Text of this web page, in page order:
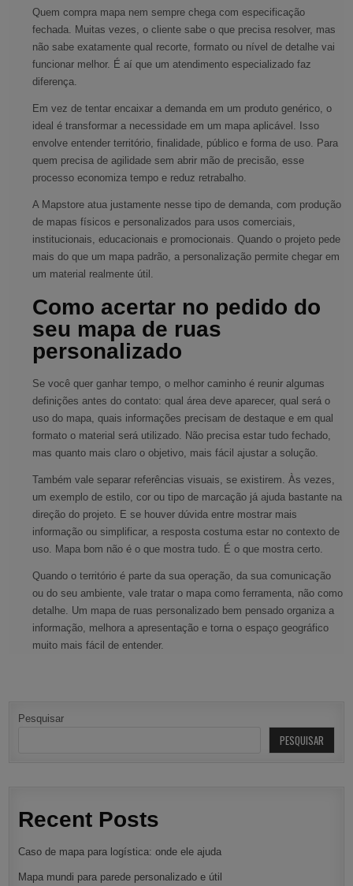
Quem compra mapa nem sempre chega com especificação
fechada. Muitas vezes, o cliente sabe o que precisa resolver, mas
não sabe exatamente qual recorte, formato ou nível de detalhe vai
funcionar melhor. É aí que um atendimento especializado faz
diferença.
Em vez de tentar encaixar a demanda em um produto genérico, o
ideal é transformar a necessidade em um mapa aplicável. Isso
envolve entender território, finalidade, público e forma de uso. Para
quem precisa de agilidade sem abrir mão de precisão, esse
processo economiza tempo e reduz retrabalho.
A Mapstore atua justamente nesse tipo de demanda, com produção
de mapas físicos e personalizados para usos comerciais,
institucionais, educacionais e promocionais. Quando o projeto pede
mais do que um mapa padrão, a personalização permite chegar em
um material realmente útil.
Como acertar no pedido do
seu mapa de ruas
personalizado
Se você quer ganhar tempo, o melhor caminho é reunir algumas
definições antes do contato: qual área deve aparecer, qual será o
uso do mapa, quais informações precisam de destaque e em qual
formato o material será utilizado. Não precisa estar tudo fechado,
mas quanto mais claro o objetivo, mais fácil ajustar a solução.
Também vale separar referências visuais, se existirem. Às vezes,
um exemplo de estilo, cor ou tipo de marcação já ajuda bastante na
direção do projeto. E se houver dúvida entre mostrar mais
informação ou simplificar, a resposta costuma estar no contexto de
uso. Mapa bom não é o que mostra tudo. É o que mostra certo.
Quando o território é parte da sua operação, da sua comunicação
ou do seu ambiente, vale tratar o mapa como ferramenta, não como
detalhe. Um mapa de ruas personalizado bem pensado organiza a
informação, melhora a apresentação e torna o espaço geográfico
muito mais fácil de entender.
Pesquisar
PESQUISAR
Recent Posts
Caso de mapa para logística: onde ele ajuda
Mapa mundi para parede personalizado e útil